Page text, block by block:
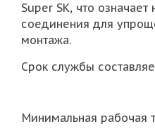
Super SK, что
соединения для
монтажа.
Срок службы
Минимальная рабочая